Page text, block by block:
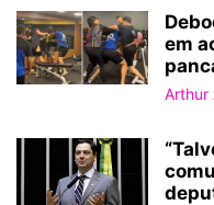
em
Arthur